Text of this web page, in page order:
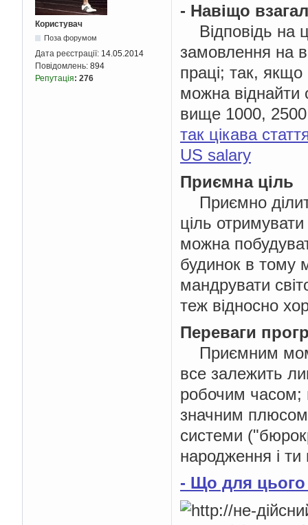
Користувач
Поза форумом
Дата реєстрації: 14.05.2014
Повідомлень: 894
Репутація: 276
- Навіщо
Відповідь на
замовлення на
праці; так,
можна віднайти
вище 1000,
так цікава
US salary
Приємна ціль
Приємно
ціль
можна
будинок в тому
мандрувати
теж відносно
Переваги
Приємним
все залежить
робочим часом;
значним плюсом
системи
народження і
- Що для цього